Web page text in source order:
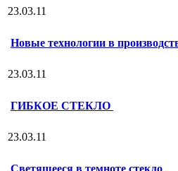
23.03.11
Новые технологии в
23.03.11
ГИБКОЕ СТЕКЛО
23.03.11